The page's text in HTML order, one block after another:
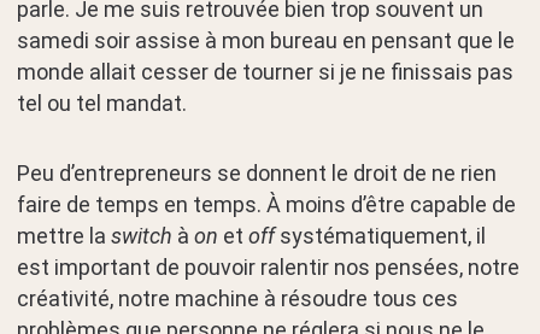
parle. Je me suis retrouvée bien trop souvent un
samedi soir assise à mon bureau en pensant que le
monde allait cesser de tourner si je ne finissais pas
tel ou tel mandat.
Peu d’entrepreneurs se donnent le droit de ne rien
faire de temps en temps. À moins d’être capable de
mettre laswitch àon etoffsystématiquement, il
est important de pouvoir ralentir nos pensées, notre
créativité, notre machine à résoudre tous ces